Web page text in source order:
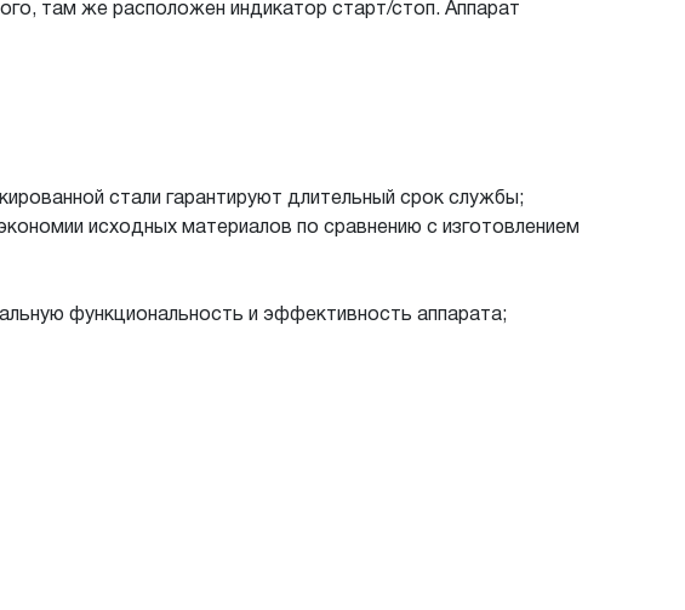
там же расположен индикатор старт/стоп. Аппарат
стали гарантируют длительный срок службы;
исходных материалов по сравнению с изготовлением
функциональность и эффективность аппарата;